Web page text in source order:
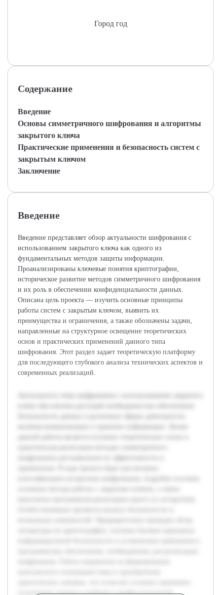
Город год
Содержание
Введение
Основы симметричного шифрования и алгоритмы
закрытого ключа
Практические применения и безопасность систем с
закрытым ключом
Заключение
Введение
Введение представляет обзор актуальности шифрования с
использованием закрытого ключа как одного из
фундаментальных методов защиты информации.
Проанализированы ключевые понятия криптографии,
историческое развитие методов симметричного шифрования
и их роль в обеспечении конфиденциальности данных.
Описана цель проекта — изучить основные принципы
работы систем с закрытым ключом, выявить их
преимущества и ограничения, а также обозначены задачи,
направленные на структурное освещение теоретических
основ и практических применений данного типа
шифрования. Этот раздел задает теоретическую платформу
для последующего глубокого анализа технических аспектов и
современных реализаций.
полученные знания в учебной и профессиональной